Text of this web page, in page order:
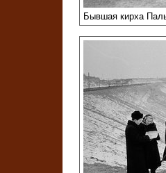
Бывшая кирха